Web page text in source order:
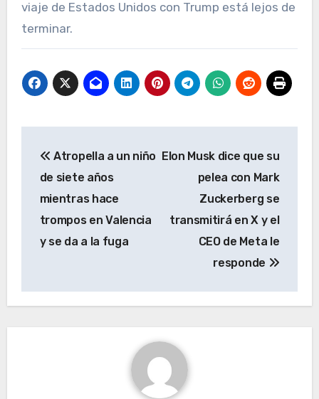
viaje de Estados Unidos con Trump está lejos de
terminar.
de
entradas
Atropella a un niño
de siete años
mientras hace
trompos en Valencia
y se da a la fuga
Elon Musk dice que su
pelea con Mark
Zuckerberg se
transmitirá en X y el
CEO de Meta le
responde